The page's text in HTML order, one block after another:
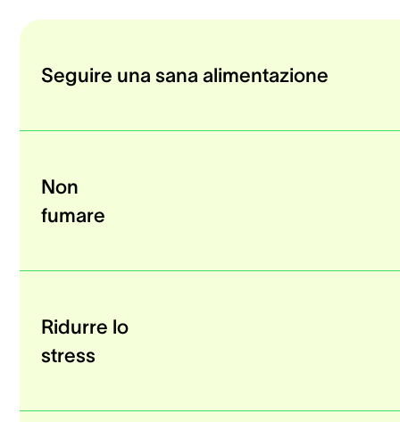
Seguire una sana alimentazione
Non
fumare
Ridurre lo
stress